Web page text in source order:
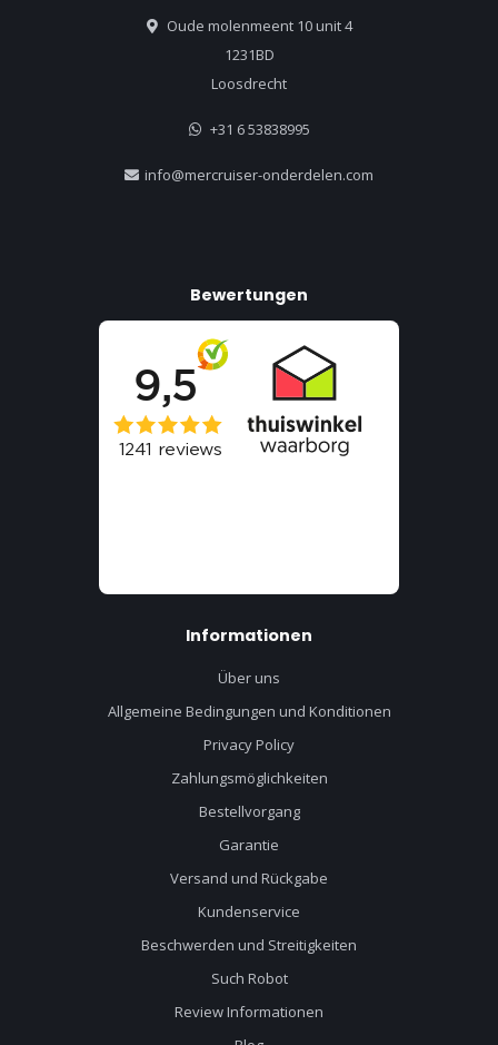
Oude molenmeent 10 unit 4
1231BD
Loosdrecht
+31 6 53838995
info@mercruiser-onderdelen.com
Bewertungen
Informationen
Über uns
Allgemeine Bedingungen und Konditionen
Privacy Policy
Zahlungsmöglichkeiten
Bestellvorgang
Garantie
Versand und Rückgabe
Kundenservice
Beschwerden und Streitigkeiten
Such Robot
Review Informationen